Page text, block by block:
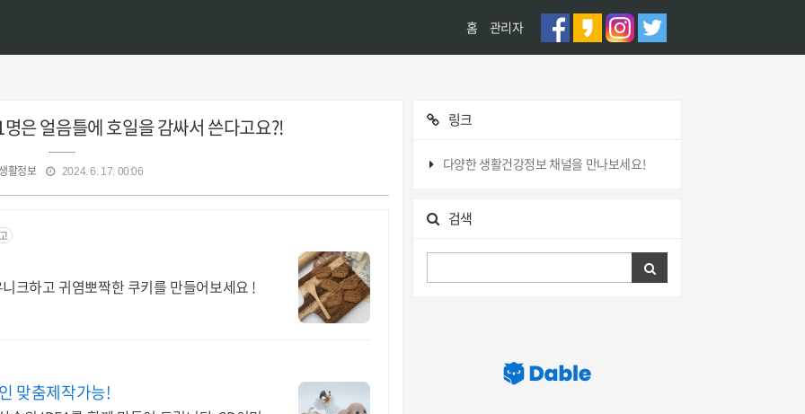
홈 관리자
은 얼음틀에 호일을 감싸서 쓴다고요?!
활정보 2024. 6. 17. 00:06
크하고 귀염뽀짝한 쿠키를 만들어보세요 !
맞춤제작가능!
링크
다양한 생활건강정보 채널을 만나보세요!
검색